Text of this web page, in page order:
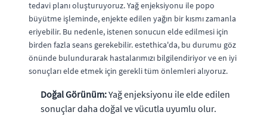
tedavi planı oluşturuyoruz. Yağ enjeksiyonu ile popo
büyütme işleminde, enjekte edilen yağın bir kısmı zamanla
eriyebilir. Bu nedenle, istenen sonucun elde edilmesi için
birden fazla seans gerekebilir. estethica'da, bu durumu göz
önünde bulundurarak hastalarımızı bilgilendiriyor ve en iyi
sonuçları elde etmek için gerekli tüm önlemleri alıyoruz.
Doğal Görünüm:Yağ enjeksiyonu ile elde edilen
sonuçlar daha doğal ve vücutla uyumlu olur.